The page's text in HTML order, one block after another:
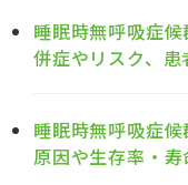
睡眠時無呼吸症
併症やリスク、
睡眠時無呼吸症
原因や生存率・